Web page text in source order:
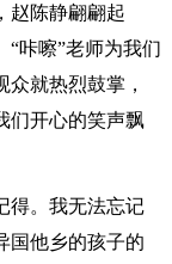
赵陈静翩翩起
“咔嚓”老师为我们
就热烈鼓掌，
们开心的笑声飘
得。我无法忘记
国他乡的孩子的